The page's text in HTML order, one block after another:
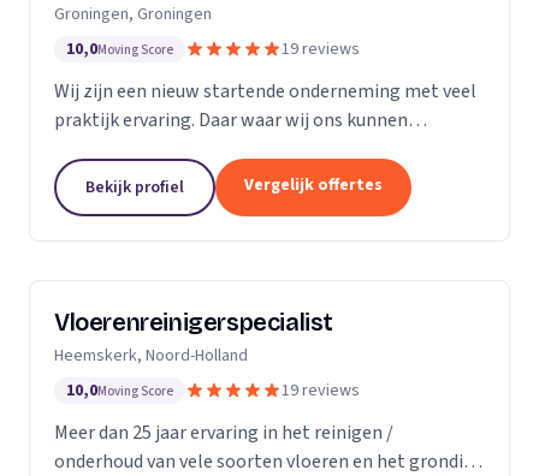
Groningen, Groningen
10,0Moving Score 19 reviews
Wij zijn een nieuw startende onderneming met veel
praktijk ervaring. Daar waar wij ons kunnen
schijven. Direct antwoord en flexibele
inzetbaarheid....
Bekijk profiel Vergelijk offertes
Vloerenreinigerspecialist
Heemskerk, Noord-Holland
10,0Moving Score 19 reviews
Meer dan 25 jaar ervaring in het reinigen /
onderhoud van vele soorten vloeren en het grondig